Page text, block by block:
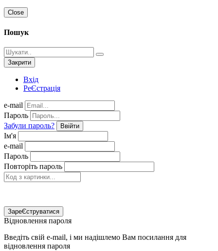
Close
Пошук
Закрити
Вхід
РеЄстрація
e-mail
Пароль
Забули пароль?
Ввійти
Ім'я
e-mail
Пароль
Повторіть пароль
ЗареЄструватися
Відновлення пароля
Введіть свій e-mail, і ми надішлемо Вам посилання для
відновлення пароля